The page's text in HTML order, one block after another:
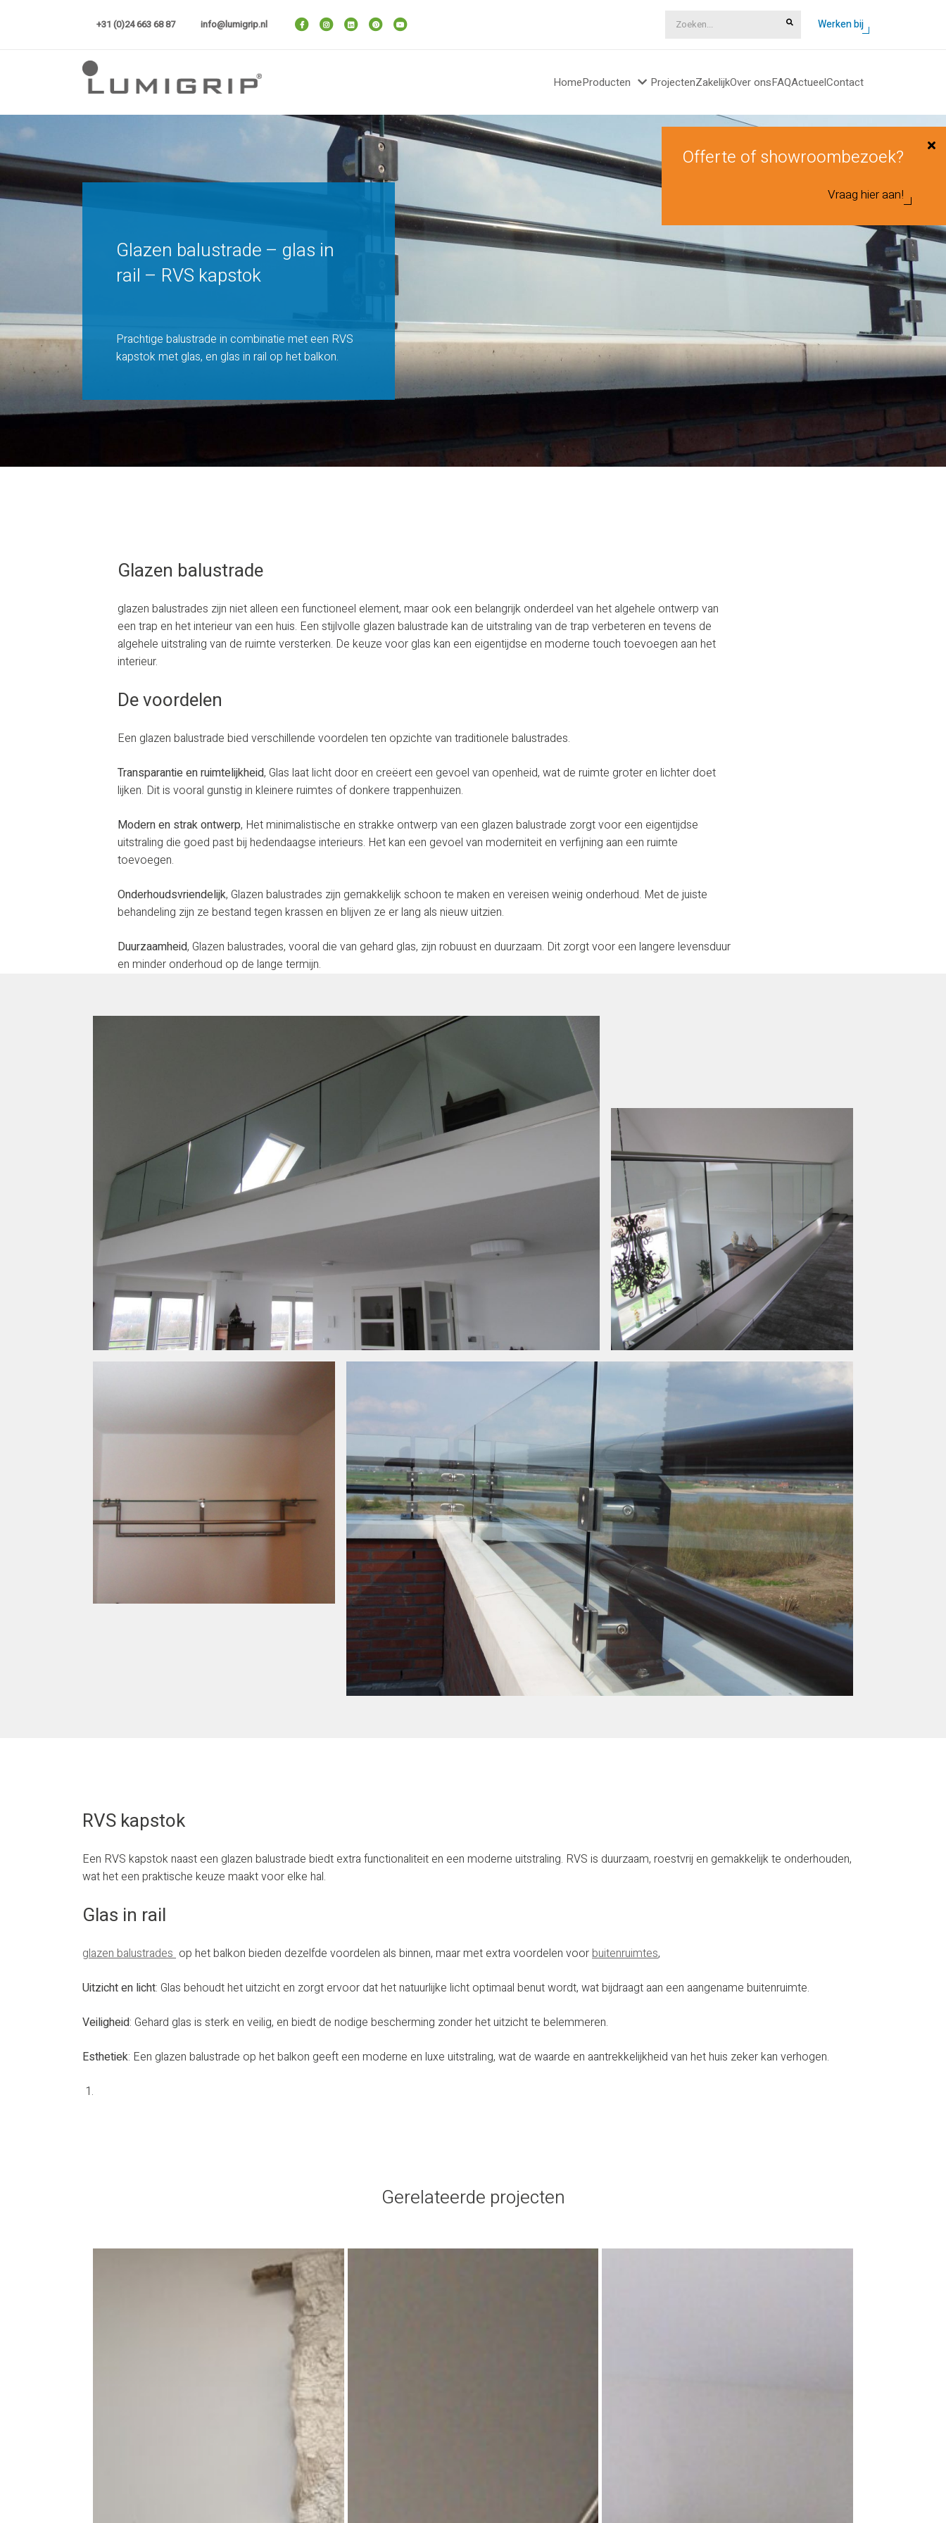
+31 (0)24 663 68 87 info@lumigrip.nl Zoeken... Werken bij
Lumigrip®
HomeProducten ProjectenZakelijkOver onsFAQActueelContact
Offerte of showroombezoek?
Vraag hier aan!
Glazen balustrade – glas in rail – RVS kapstok – Druten
Glazen balustrade – glas in
rail – RVS kapstok
Prachtige balustrade in combinatie met een RVS
kapstok met glas, en glas in rail op het balkon.
Glazen balustrade
glazen balustrades zijn niet alleen een functioneel element, maar ook een belangrijk onderdeel van het algehele ontwerp van
een trap en het interieur van een huis. Een stijlvolle glazen balustrade kan de uitstraling van de trap verbeteren en tevens de
algehele uitstraling van de ruimte versterken. De keuze voor glas kan een eigentijdse en moderne touch toevoegen aan het
interieur.
De voordelen
Een glazen balustrade bied verschillende voordelen ten opzichte van traditionele balustrades.
Transparantie en ruimtelijkheid, Glas laat licht door en creëert een gevoel van openheid, wat de ruimte groter en lichter doet
lijken. Dit is vooral gunstig in kleinere ruimtes of donkere trappenhuizen.
Modern en strak ontwerp, Het minimalistische en strakke ontwerp van een glazen balustrade zorgt voor een eigentijdse
uitstraling die goed past bij hedendaagse interieurs. Het kan een gevoel van moderniteit en verfijning aan een ruimte
toevoegen.
Onderhoudsvriendelijk, Glazen balustrades zijn gemakkelijk schoon te maken en vereisen weinig onderhoud. Met de juiste
behandeling zijn ze bestand tegen krassen en blijven ze er lang als nieuw uitzien.
Duurzaamheid, Glazen balustrades, vooral die van gehard glas, zijn robuust en duurzaam. Dit zorgt voor een langere levensduur
en minder onderhoud op de lange termijn.
RVS kapstok
Een RVS kapstok naast een glazen balustrade biedt extra functionaliteit en een moderne uitstraling. RVS is duurzaam, roestvrij en gemakkelijk te onderhouden,
wat het een praktische keuze maakt voor elke hal.
Glas in rail
glazen balustrades op het balkon bieden dezelfde voordelen als binnen, maar met extra voordelen voorbuitenruimtes,
Uitzicht en licht: Glas behoudt het uitzicht en zorgt ervoor dat het natuurlijke licht optimaal benut wordt, wat bijdraagt aan een aangename buitenruimte.
Veiligheid: Gehard glas is sterk en veilig, en biedt de nodige bescherming zonder het uitzicht te belemmeren.
Esthetiek: Een glazen balustrade op het balkon geeft een moderne en luxe uitstraling, wat de waarde en aantrekkelijkheid van het huis zeker kan verhogen.
Gerelateerde projecten